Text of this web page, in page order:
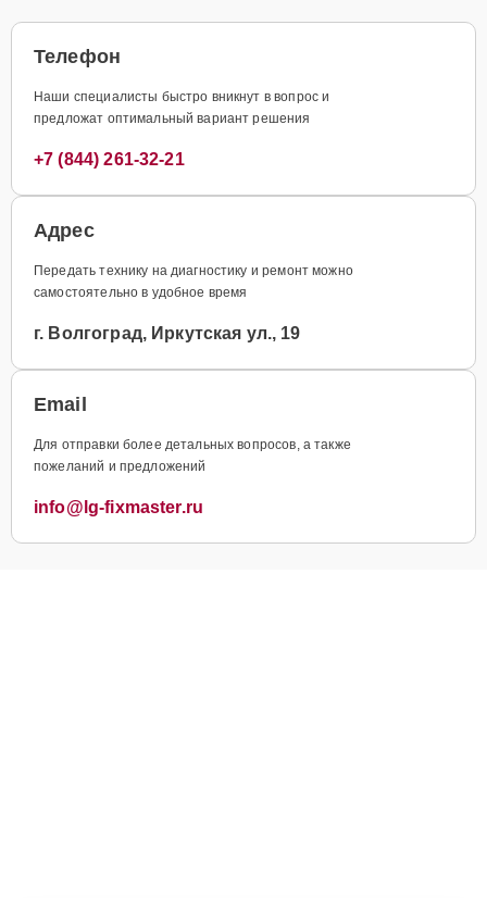
Телефон
Наши специалисты быстро вникнут в вопрос и
предложат оптимальный вариант решения
+7 (844) 261-32-21
Адрес
Передать технику на диагностику и ремонт можно
самостоятельно в удобное время
г. Волгоград, Иркутская ул., 19
Email
Для отправки более детальных вопросов, а также
пожеланий и предложений
info@lg-fixmaster.ru